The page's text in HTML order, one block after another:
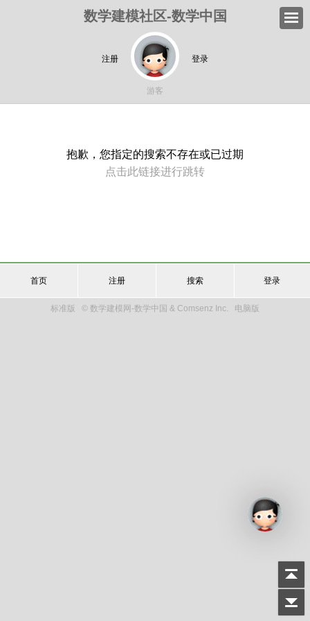
数学建模社区-数学中国
注册 登录
游客
抱歉，您指定的搜索不存在或已过期
点击此链接进行跳转
首页 注册 搜索 登录
标准版 © 数学建模网-数学中国 & Comsenz Inc. 电脑版